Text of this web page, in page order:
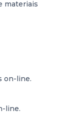
materiais
on-line.
line.